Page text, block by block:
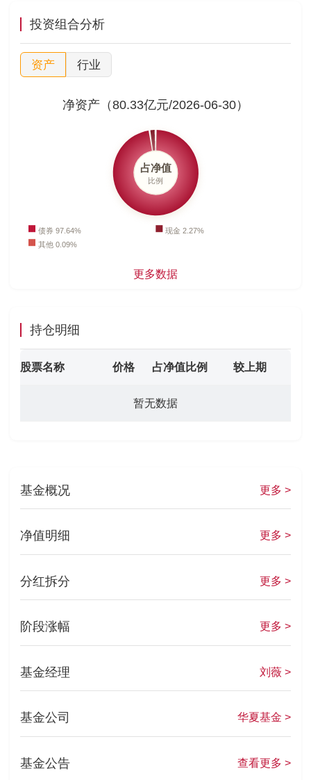
投资组合分析
资产 行业
净资产（80.33亿元/2026-06-30）
更多数据
持仓明细
股票名称 价格 占净值比例 较上期
暂无数据
基金概况 更多 >
净值明细 更多 >
分红拆分 更多 >
阶段涨幅 更多 >
基金经理 刘薇 >
基金公司 华夏基金 >
基金公告 查看更多 >